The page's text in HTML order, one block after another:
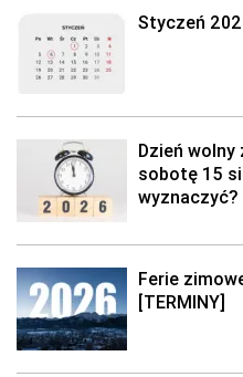
Styczeń
Dzień
sobotę 15
wyznaczyć?
Ferie
[TERMINY]